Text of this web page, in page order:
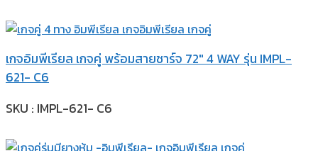
เกจอิมพีเรียล เกจคู่ พร้อมสายชาร์จ 72″ 4 WAY รุ่น IMPL-
621- C6
SKU : IMPL-621- C6